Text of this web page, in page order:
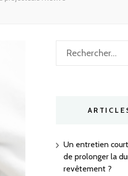
Rechercher :
Un entretien
de prolonger la
revêtement ?